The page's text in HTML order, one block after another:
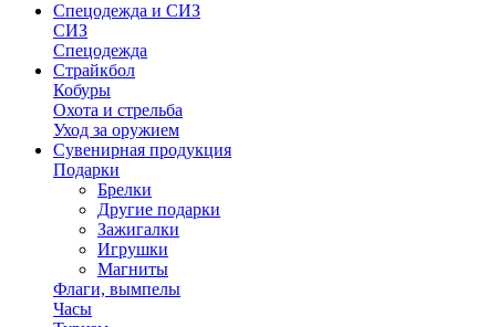
Спецодежда и СИЗ
СИЗ
Спецодежда
Страйкбол
Кобуры
Охота и стрельба
Уход за оружием
Сувенирная продукция
Подарки
Брелки
Другие подарки
Зажигалки
Игрушки
Магниты
Флаги, вымпелы
Часы